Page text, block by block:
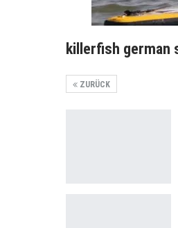
killerfish german
ZURÜCK